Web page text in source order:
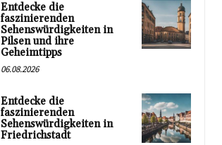
Entdecke die
faszinierenden
Sehenswürdigkeiten in
Pilsen und ihre
Geheimtipps
06.08.2026
Entdecke die
faszinierenden
Sehenswürdigkeiten in
Friedrichstadt